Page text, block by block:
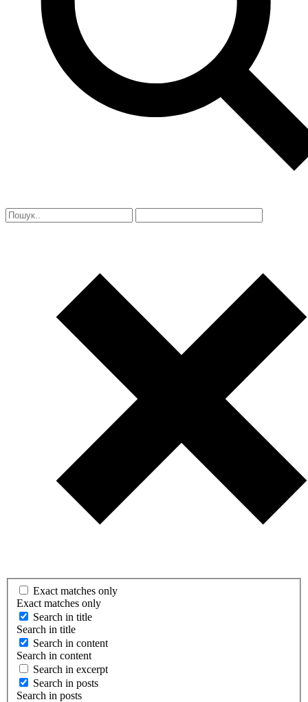
Exact matches only
Exact matches only
Search in title
Search in title
Search in content
Search in content
Search in excerpt
Search in posts
Search in posts